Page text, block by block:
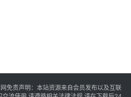
免责声明：本站资源来自会员发布以及互联